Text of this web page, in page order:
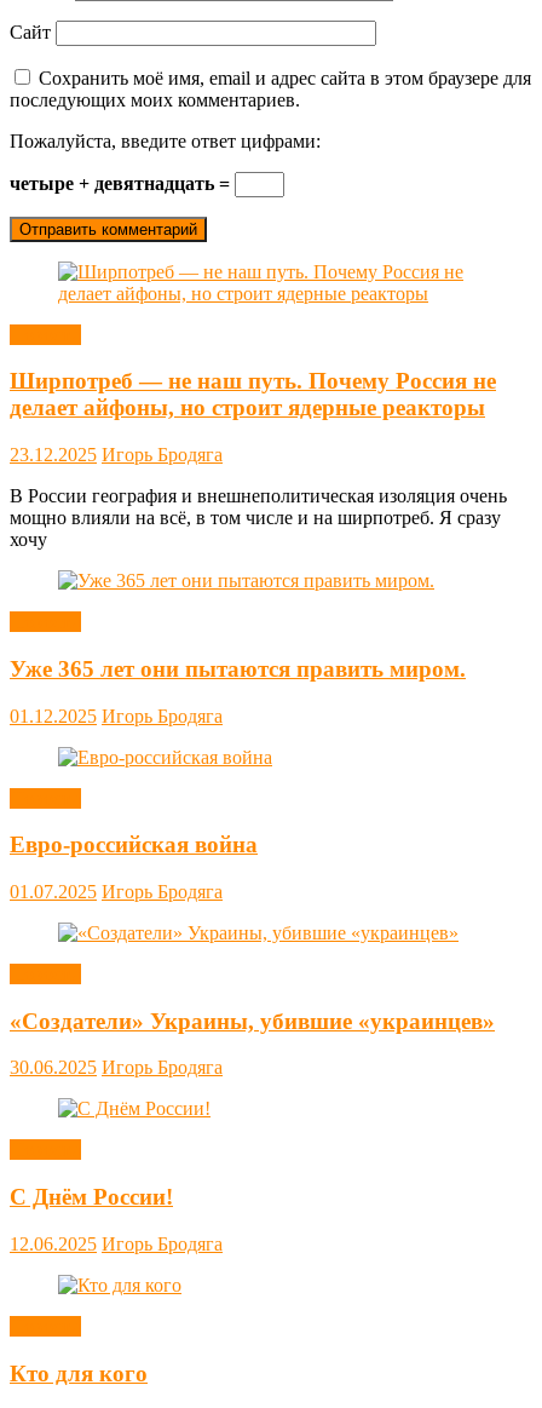
Сайт
Сохранить моё имя, email и адрес сайта в этом браузере для
последующих моих комментариев.
Пожалуйста, введите ответ цифрами:
четыре + девятнадцать =
Ширпотреб — не наш путь. Почему Россия не
делает айфоны, но строит ядерные реакторы
23.12.2025 Игорь Бродяга
В России география и внешнеполитическая изоляция очень
мощно влияли на всё, в том числе и на ширпотреб. Я сразу
хочу
Уже 365 лет они пытаются править миром.
01.12.2025 Игорь Бродяга
Евро-российская война
01.07.2025 Игорь Бродяга
«Создатели» Украины, убившие «украинцев»
30.06.2025 Игорь Бродяга
С Днём России!
12.06.2025 Игорь Бродяга
Кто для кого